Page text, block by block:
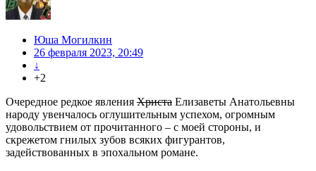
Юша Могилкин
26 февраля 2023, 20:49
↓
+2
Очередное редкое явления Христа Елизаветы Анатольевны
народу увенчалось оглушительным успехом, огромным
удовольствием от прочитанного – с моей стороны, и
скрежетом гнилых зубов всяких фигурантов,
задействованных в эпохальном романе.